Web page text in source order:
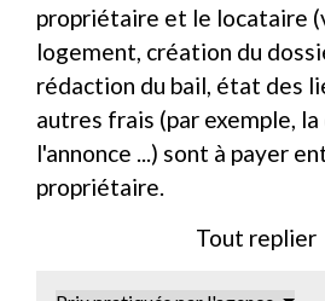
propriétaire et le locataire
logement, création du
rédaction du bail, état des
autres frais (par exemple,
l'annonce ...) sont à payer
propriétaire.
Tout replier